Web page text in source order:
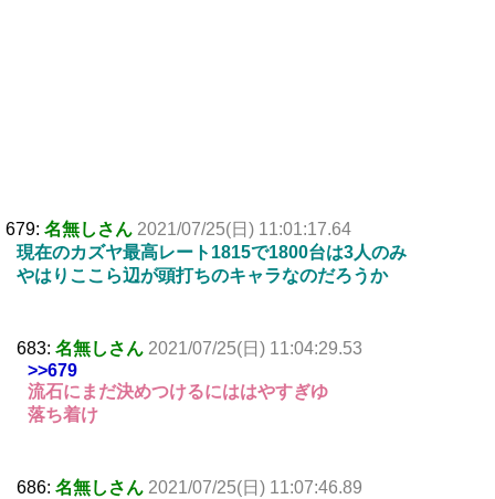
679: 名無しさん 2021/07/25(日) 11:01:17.64
現在のカズヤ最高レート1815で1800台は3人のみ
やはりここら辺が頭打ちのキャラなのだろうか
683: 名無しさん 2021/07/25(日) 11:04:29.53
>>679
流石にまだ決めつけるにははやすぎゆ
落ち着け
686: 名無しさん 2021/07/25(日) 11:07:46.89